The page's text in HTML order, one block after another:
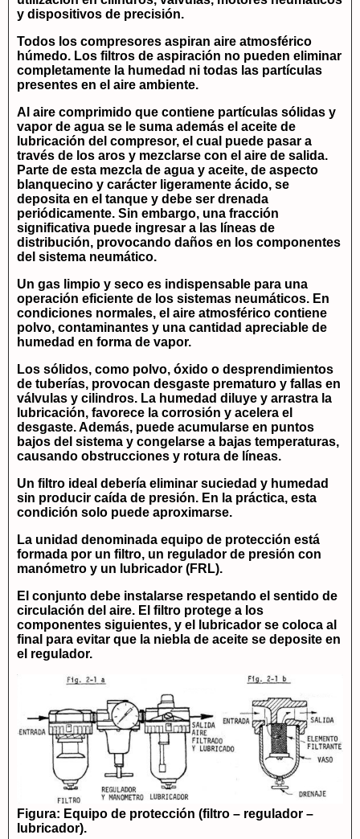
y dispositivos de precisión.
Todos los compresores aspiran aire atmosférico
húmedo. Los filtros de aspiración no pueden eliminar
completamente la humedad ni todas las partículas
presentes en el aire ambiente.
Al aire comprimido que contiene partículas sólidas y
vapor de agua se le suma además el aceite de
lubricación del compresor, el cual puede pasar a
través de los aros y mezclarse con el aire de salida.
Parte de esta mezcla de agua y aceite, de aspecto
blanquecino y carácter ligeramente ácido, se
deposita en el tanque y debe ser drenada
periódicamente. Sin embargo, una fracción
significativa puede ingresar a las líneas de
distribución, provocando daños en los componentes
del sistema neumático.
Un gas limpio y seco es indispensable para una
operación eficiente de los sistemas neumáticos. En
condiciones normales, el aire atmosférico contiene
polvo, contaminantes y una cantidad apreciable de
humedad en forma de vapor.
Los sólidos, como polvo, óxido o desprendimientos
de tuberías, provocan desgaste prematuro y fallas en
válvulas y cilindros. La humedad diluye y arrastra la
lubricación, favorece la corrosión y acelera el
desgaste. Además, puede acumularse en puntos
bajos del sistema y congelarse a bajas temperaturas,
causando obstrucciones y rotura de líneas.
Un filtro ideal debería eliminar suciedad y humedad
sin producir caída de presión. En la práctica, esta
condición solo puede aproximarse.
La unidad denominada equipo de protección está
formada por un filtro, un regulador de presión con
manómetro y un lubricador (FRL).
El conjunto debe instalarse respetando el sentido de
circulación del aire. El filtro protege a los
componentes siguientes, y el lubricador se coloca al
final para evitar que la niebla de aceite se deposite en
el regulador.
Figura: Equipo de protección (filtro – regulador –
lubricador).